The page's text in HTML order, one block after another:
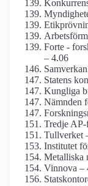
Forte -
– 4.06
Statens
Kungliga
Nämnden
Tredje
Tullverket
Institutet
Metalliska
Vinnova –